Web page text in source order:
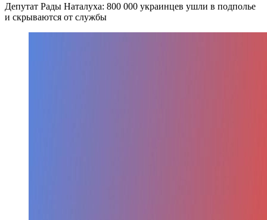
Депутат Рады Наталуха: 800 000 украинцев ушли в подполье
и скрываются от службы